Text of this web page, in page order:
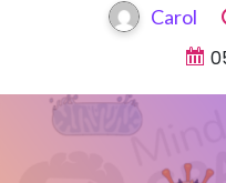
Carol